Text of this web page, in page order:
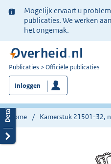
Ter
informatie:
Mogelijk ervaart u
publicaties. We werken
het ongemak.
U
bent
nu
hier:
Publicaties Officiële publicaties
Inloggen
Home Kamerstuk 21501-32,